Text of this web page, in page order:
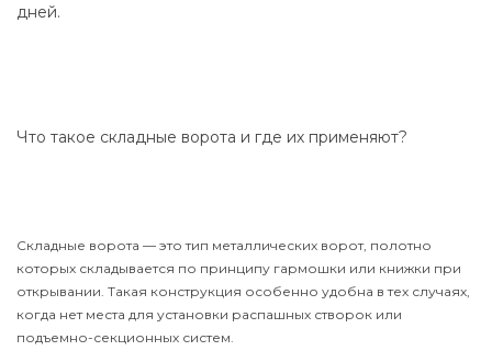
дней.
Что такое складные ворота и где их применяют?
Складные ворота — это тип металлических ворот, полотно
которых складывается по принципу гармошки или книжки при
открывании. Такая конструкция особенно удобна в тех случаях,
когда нет места для установки распашных створок или
подъемно-секционных систем.